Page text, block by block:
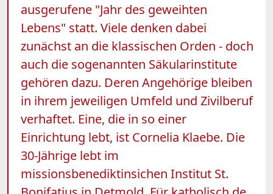
ausgerufene "Jahr des geweihten
Lebens" statt. Viele denken dabei
zunächst an die klassischen Orden - doch
auch die sogenannten Säkularinstitute
gehören dazu. Deren Angehörige bleiben
in ihrem jeweiligen Umfeld und Zivilberuf
verhaftet. Eine, die in so einer
Einrichtung lebt, ist Cornelia Klaebe. Die
30-Jährige lebt im
missionsbenediktinsichen Institut St.